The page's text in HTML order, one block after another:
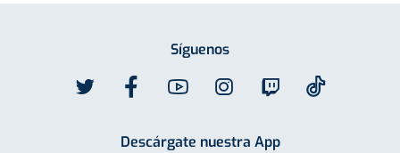
Síguenos
Descárgate nuestra App